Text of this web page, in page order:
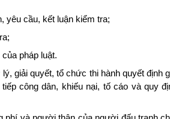
yêu cầu, kết luận kiểm tra;
pháp luật.
giải quyết, tổ chức thi hành quyết định
công dân, khiếu nại, tố cáo và quy